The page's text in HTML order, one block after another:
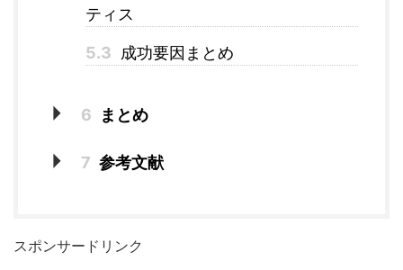
ティス
5.3 成功要因まとめ
6 まとめ
7 参考文献
スポンサードリンク